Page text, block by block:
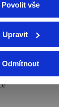
Povolit vše
Upravit
Odmítnout
výpovedí
s nami o svoju
svoje
že sú v